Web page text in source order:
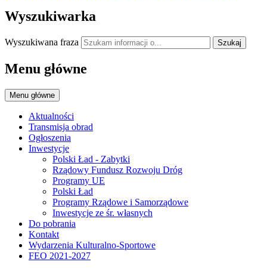
Wyszukiwarka
Wyszukiwana fraza Szukaj
Menu główne
Menu główne
Aktualności
Transmisja obrad
Ogłoszenia
Inwestycje
Polski Ład - Zabytki
Rządowy Fundusz Rozwoju Dróg
Programy UE
Polski Ład
Programy Rządowe i Samorządowe
Inwestycje ze śr. własnych
Do pobrania
Kontakt
Wydarzenia Kulturalno-Sportowe
FEO 2021-2027